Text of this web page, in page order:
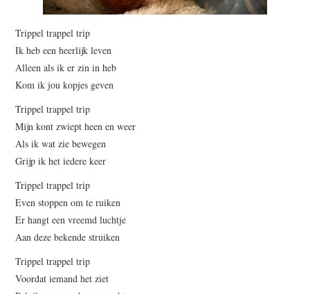
Trippel trappel trip
Ik heb een heerlijk leven
Alleen als ik er zin in heb
Kom ik jou kopjes geven
Trippel trappel trip
Mijn kont zwiept heen en weer
Als ik wat zie bewegen
Grijp ik het iedere keer
Trippel trappel trip
Even stoppen om te ruiken
Er hangt een vreemd luchtje
Aan deze bekende struiken
Trippel trappel trip
Voordat iemand het ziet